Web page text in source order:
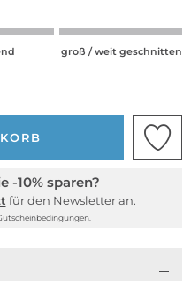
groß / weit geschnitten
-10% sparen?
für den Newsletter an.